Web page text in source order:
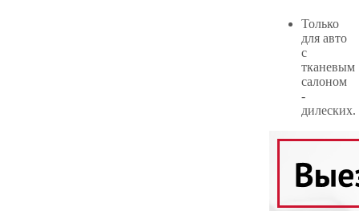
Только
для авто
с
тканевым
салоном
-
дилеских.